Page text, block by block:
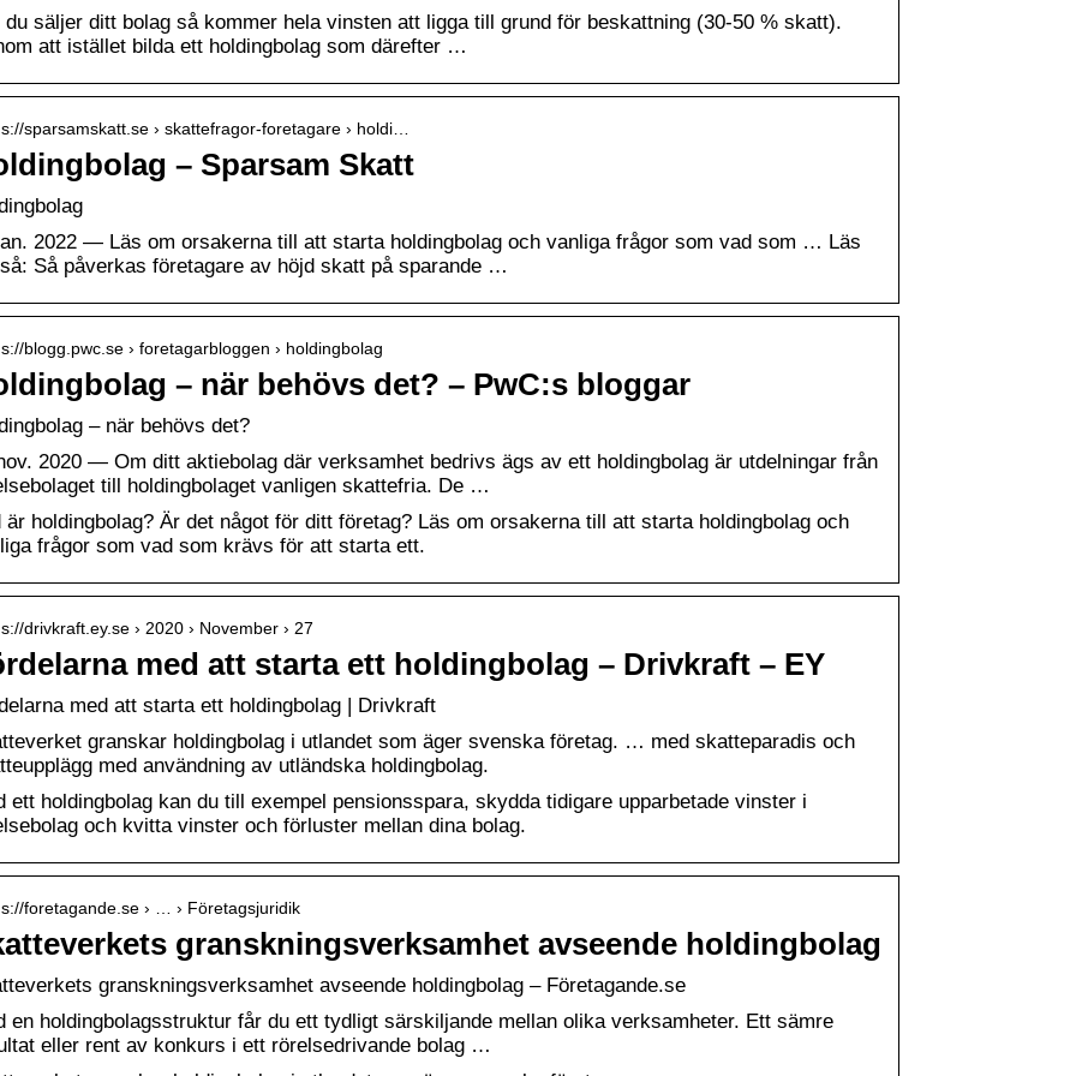
du säljer ditt bolag så kommer hela vinsten att ligga till grund för beskattning (30-50 % skatt).
att istället bilda ett holdingbolag som därefter …
sparsamskatt.se › skattefragor-foretagare › holdi…
– Sparsam Skatt
2022 — Läs om orsakerna till att starta holdingbolag och vanliga frågor som vad som … Läs
Så påverkas företagare av höjd skatt på sparande …
blogg.pwc.se › foretagarbloggen › holdingbolag
– när behövs det? – PwC:s bloggar
– när behövs det?
2020 — Om ditt aktiebolag där verksamhet bedrivs ägs av ett holdingbolag är utdelningar från
till holdingbolaget vanligen skattefria. De …
är holdingbolag? Är det något för ditt företag? Läs om orsakerna till att starta holdingbolag och
frågor som vad som krävs för att starta ett.
drivkraft.ey.se › 2020 › November › 27
med att starta ett holdingbolag – Drivkraft – EY
med att starta ett holdingbolag | Drivkraft
granskar holdingbolag i utlandet som äger svenska företag. … med skatteparadis och
med användning av utländska holdingbolag.
ett holdingbolag kan du till exempel pensionsspara, skydda tidigare upparbetade vinster i
och kvitta vinster och förluster mellan dina bolag.
foretagande.se › … › Företagsjuridik
granskningsverksamhet avseende holdingbolag
granskningsverksamhet avseende holdingbolag – Företagande.se
en holdingbolagsstruktur får du ett tydligt särskiljande mellan olika verksamheter. Ett sämre
eller rent av konkurs i ett rörelsedrivande bolag …